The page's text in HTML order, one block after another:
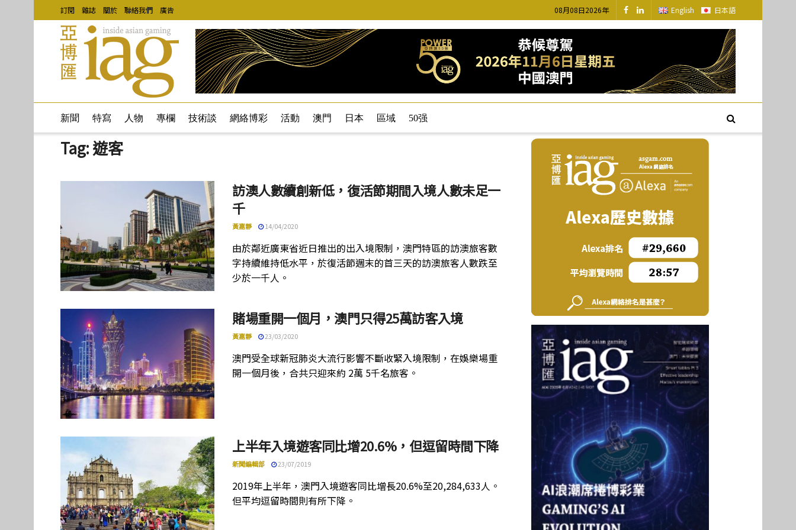
訂閱 雜誌 關於 聯絡我們 廣告 08月08日2026年 English 日本語
新聞 特寫 人物 專欄 技術談 網絡博彩 活動 澳門 日本 區域 50强
Tag:遊客
訪澳人數續創新低，復活節期間入境人數未足一
千
黃嘉靜 14/04/2020
由於鄰近廣東省近日推出的出入境限制，澳門特區的訪澳旅客數
字持續維持低水平，於復活節週末的首三天的訪澳旅客人數跌至
少於一千人。
賭場重開一個月，澳門只得25萬訪客入境
黃嘉靜 23/03/2020
澳門受全球新冠肺炎大流行影響不斷收緊入境限制，在娛樂場重
開一個月後，合共只迎來約 2萬 5千名旅客。
上半年入境遊客同比增20.6%，但逗留時間下降
新聞編輯部 23/07/2019
2019年上半年，澳門入境遊客同比增長20.6%至20,284,633人。
但平均逗留時間則有所下降。